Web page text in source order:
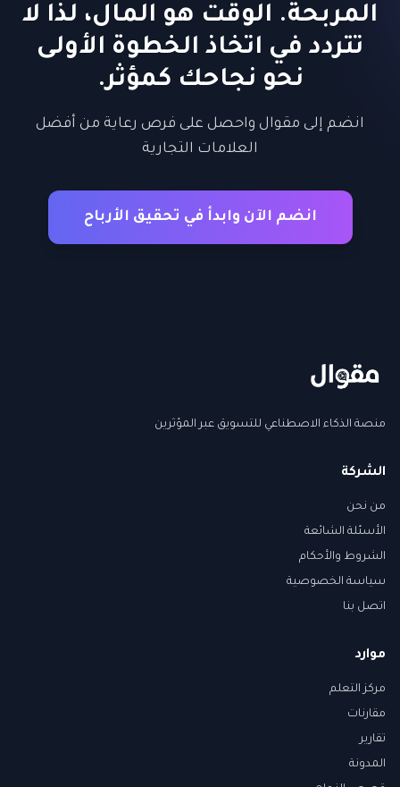
المربحة. الوقت هو المال، لذا لا
تتردد في اتخاذ الخطوة الأولى
نحو نجاحك كمؤثر.
انضم إلى مقوال واحصل على فرص رعاية من أفضل
العلامات التجارية
انضم الآن وابدأ في تحقيق الأرباح
منصة الذكاء الاصطناعي للتسويق عبر المؤثرين
الشركة
من نحن
الأسئلة الشائعة
الشروط والأحكام
سياسة الخصوصية
اتصل بنا
موارد
مركز التعلم
مقارنات
تقارير
المدونة